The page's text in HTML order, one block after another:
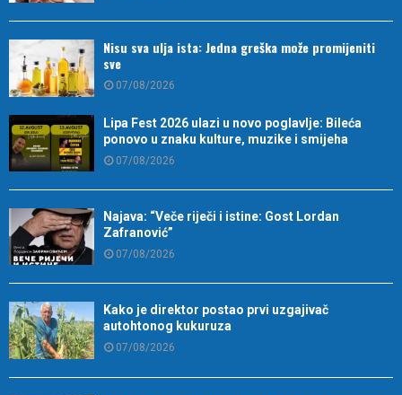
Nisu sva ulja ista: Jedna greška može promijeniti
sve
07/08/2026
Lipa Fest 2026 ulazi u novo poglavlje: Bileća
ponovo u znaku kulture, muzike i smijeha
07/08/2026
Najava: “Veče riječi i istine: Gost Lordan
Zafranović”
07/08/2026
Kako je direktor postao prvi uzgajivač
autohtonog kukuruza
07/08/2026